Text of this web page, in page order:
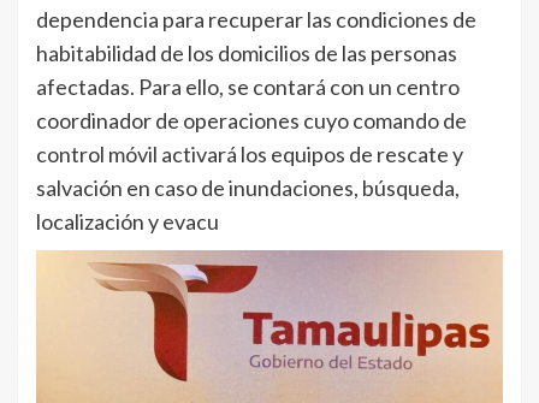
dependencia para recuperar las condiciones de
habitabilidad de los domicilios de las personas
afectadas. Para ello, se contará con un centro
coordinador de operaciones cuyo comando de
control móvil activará los equipos de rescate y
salvación en caso de inundaciones, búsqueda,
localización y evacu